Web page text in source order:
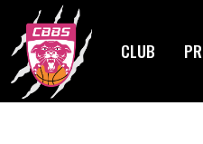
content
CLUB